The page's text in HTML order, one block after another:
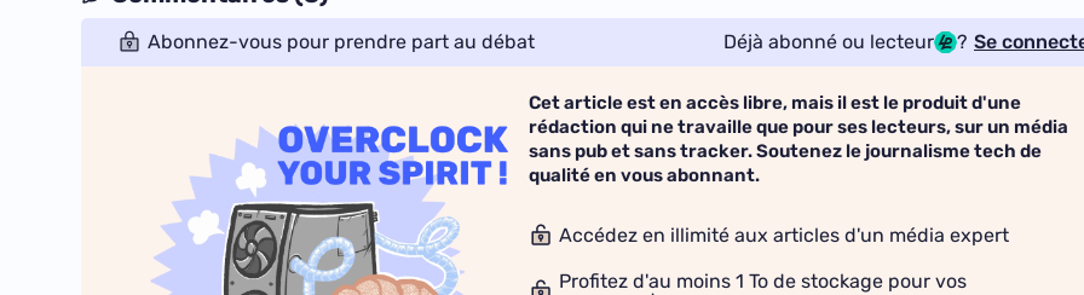
Abonnez-vous pour prendre part au débat Déjà abonné ou lecteur ? Se
Cet article est en accès libre, mais il est le produit d'une
rédaction qui ne travaille que pour ses lecteurs, sur un média
sans pub et sans tracker. Soutenez le journalisme tech de
qualité en vous abonnant.
Accédez en illimité aux articles d'un média expert
Profitez d'au moins 1 To de stockage pour vos